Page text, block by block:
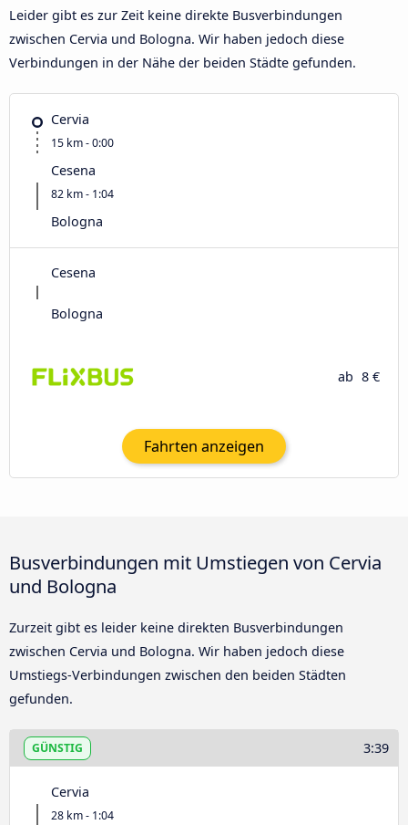
Leider gibt es zur Zeit keine direkte Busverbindungen
zwischen Cervia und Bologna. Wir haben jedoch diese
Verbindungen in der Nähe der beiden Städte gefunden.
Cervia
15 km - 0:00
Cesena
82 km - 1:04
Bologna
Cesena
Bologna
ab 8 €
Fahrten anzeigen
Busverbindungen mit Umstiegen von Cervia
und Bologna
Zurzeit gibt es leider keine direkten Busverbindungen
zwischen Cervia und Bologna. Wir haben jedoch diese
Umstiegs-Verbindungen zwischen den beiden Städten
gefunden.
GÜNSTIG 3:39
Cervia
28 km - 1:04